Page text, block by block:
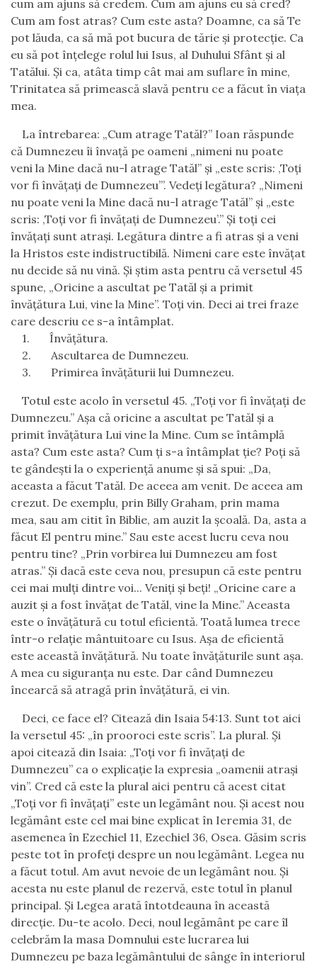
cum am ajuns să credem. Cum am ajuns eu să cred?
Cum am fost atras? Cum este asta? Doamne, ca să Te
pot lăuda, ca să mă pot bucura de tărie şi protecţie. Ca
eu să pot înţelege rolul lui Isus, al Duhului Sfânt şi al
Tatălui. Şi ca, atâta timp cât mai am suflare în mine,
Trinitatea să primească slavă pentru ce a făcut în viaţa
mea.
La întrebarea: „Cum atrage Tatăl?” Ioan răspunde
că Dumnezeu îi învaţă pe oameni „nimeni nu poate
veni la Mine dacă nu-l atrage Tatăl” şi „este scris: ‚Toţi
vor fi învăţaţi de Dumnezeu’”. Vedeţi legătura? „Nimeni
nu poate veni la Mine dacă nu-l atrage Tatăl” şi „este
scris: ‚Toţi vor fi învăţaţi de Dumnezeu’.” Şi toţi cei
învăţaţi sunt atraşi. Legătura dintre a fi atras şi a veni
la Hristos este indistructibilă. Nimeni care este învăţat
nu decide să nu vină. Şi ştim asta pentru că versetul 45
spune, „Oricine a ascultat pe Tatăl şi a primit
învăţătura Lui, vine la Mine”. Toţi vin. Deci ai trei fraze
care descriu ce s-a întâmplat.
1.
Învăţătura.
2.
Ascultarea de Dumnezeu.
3.
Primirea învăţăturii lui Dumnezeu.
Totul este acolo în versetul 45. „Toţi vor fi învăţaţi de
Dumnezeu.” Aşa că oricine a ascultat pe Tatăl şi a
primit învăţătura Lui vine la Mine. Cum se întâmplă
asta? Cum este asta? Cum ţi s-a întâmplat ţie? Poţi să
te gândeşti la o experienţă anume şi să spui: „Da,
aceasta a făcut Tatăl. De aceea am venit. De aceea am
crezut. De exemplu, prin Billy Graham, prin mama
mea, sau am citit în Biblie, am auzit la şcoală. Da, asta a
făcut El pentru mine.” Sau este acest lucru ceva nou
pentru tine? „Prin vorbirea lui Dumnezeu am fost
atras.” Şi dacă este ceva nou, presupun că este pentru
cei mai mulţi dintre voi... Veniți și beți! „Oricine care a
auzit şi a fost învăţat de Tatăl, vine la Mine.” Aceasta
este o învăţătură cu totul eficientă. Toată lumea trece
într-o relaţie mântuitoare cu Isus. Aşa de eficientă
este această învăţătură. Nu toate învăţăturile sunt aşa.
A mea cu siguranţa nu este. Dar când Dumnezeu
încearcă să atragă prin învăţătură, ei vin.
Deci, ce face el? Citează din Isaia 54:13. Sunt tot aici
la versetul 45: „în prooroci este scris”. La plural. Şi
apoi citează din Isaia: „Toţi vor fi învăţaţi de
Dumnezeu” ca o explicaţie la expresia „oamenii atraşi
vin”. Cred că este la plural aici pentru că acest citat
„Toţi vor fi învăţaţi” este un legământ nou. Şi acest nou
legământ este cel mai bine explicat în Ieremia 31, de
asemenea în Ezechiel 11, Ezechiel 36, Osea. Găsim scris
peste tot în profeţi despre un nou legământ. Legea nu
a făcut totul. Am avut nevoie de un legământ nou. Şi
acesta nu este planul de rezervă, este totul în planul
principal. Şi Legea arată întotdeauna în această
direcţie. Du-te acolo. Deci, noul legământ pe care îl
celebrăm la masa Domnului este lucrarea lui
Dumnezeu pe baza legământului de sânge în interiorul